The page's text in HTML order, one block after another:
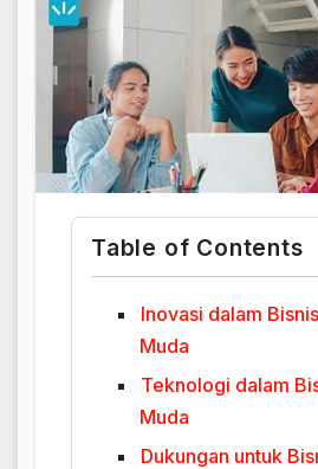
Table of Contents
Inovasi dalam
Muda
Teknologi dalam
Muda
Dukungan untuk